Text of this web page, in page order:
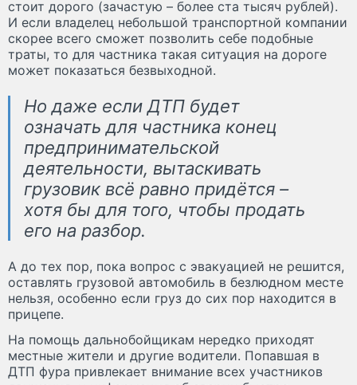
стоит дорого (зачастую – более ста тысяч рублей).
И если владелец небольшой транспортной компании
скорее всего сможет позволить себе подобные
траты, то для частника такая ситуация на дороге
может показаться безвыходной.
Но даже если ДТП будет
означать для частника конец
предпринимательской
деятельности, вытаскивать
грузовик всё равно придётся –
хотя бы для того, чтобы продать
его на разбор.
А до тех пор, пока вопрос с эвакуацией не решится,
оставлять грузовой автомобиль в безлюдном месте
нельзя, особенно если груз до сих пор находится в
прицепе.
На помощь дальнобойщикам нередко приходят
местные жители и другие водители. Попавшая в
ДТП фура привлекает внимание всех участников